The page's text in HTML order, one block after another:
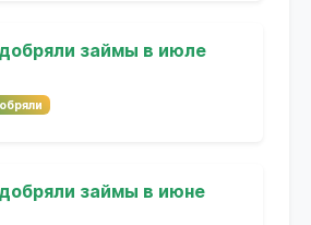
займы в июле
займы в июне